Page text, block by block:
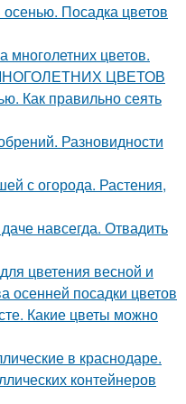
Посадка цветов
многолетних цветов.
ЦВЕТОВ
Как правильно сеять
Разновидности
с огорода. Растения,
навсегда. Отвадить
цветения весной и
посадки цветов
Какие цветы можно
в краснодаре.
контейнеров